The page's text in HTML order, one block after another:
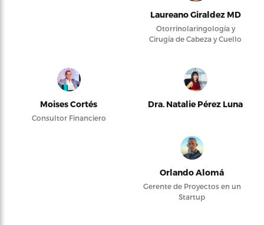
Laureano Giraldez MD
Otorrinolaringología y
Cirugía de Cabeza y Cuello
Moises Cortés
Consultor Financiero
Dra. Natalie Pérez Luna
Orlando Alomá
Gerente de Proyectos en un
Startup